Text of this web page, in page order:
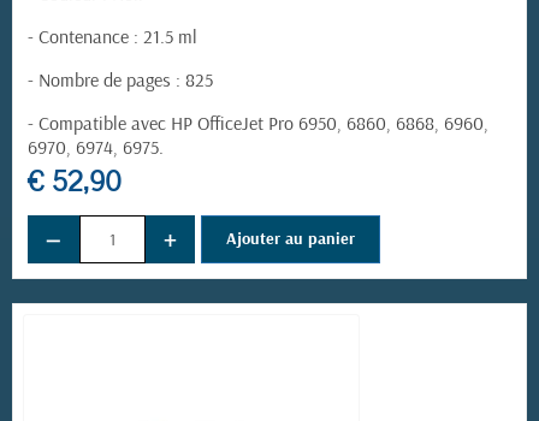
- Contenance : 21.5 ml
- Nombre de pages : 825
- Compatible avec HP OfficeJet Pro 6950, 6860, 6868, 6960,
6970, 6974, 6975.
€ 52,90
− + Ajouter au panier